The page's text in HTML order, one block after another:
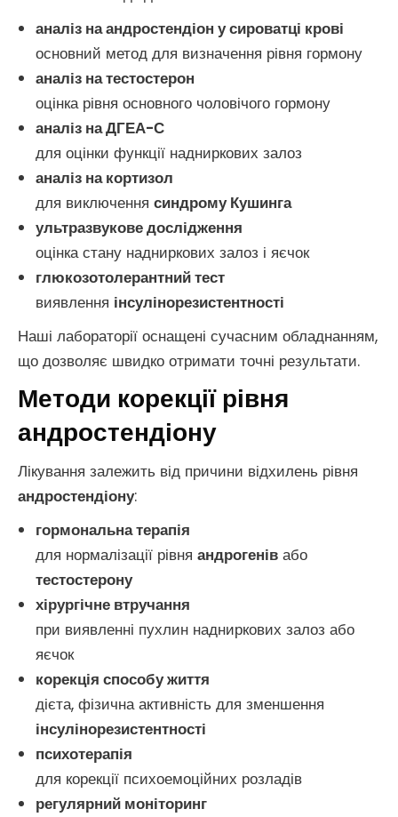
аналіз на андростендіон у сироватці крові
основний метод для визначення рівня гормону
аналіз на тестостерон
оцінка рівня основного чоловічого гормону
аналіз на ДГЕА-С
для оцінки функції надниркових залоз
аналіз на кортизол
для виключення синдрому Кушинга
ультразвукове дослідження
оцінка стану надниркових залоз і яєчок
глюкозотолерантний тест
виявлення інсулінорезистентності
Наші лабораторії оснащені сучасним обладнанням,
що дозволяє швидко отримати точні результати.
Методи корекції рівня
андростендіону
Лікування залежить від причини відхилень рівня
андростендіону:
гормональна терапія
для нормалізації рівня андрогенів або
тестостерону
хірургічне втручання
при виявленні пухлин надниркових залоз або
яєчок
корекція способу життя
дієта, фізична активність для зменшення
інсулінорезистентності
психотерапія
для корекції психоемоційних розладів
регулярний моніторинг